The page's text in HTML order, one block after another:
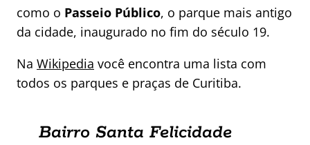
como o Passeio Público, o parque mais antigo
da cidade, inaugurado no fim do século 19.
Na Wikipedia você encontra uma lista com
todos os parques e praças de Curitiba.
Bairro Santa Felicidade